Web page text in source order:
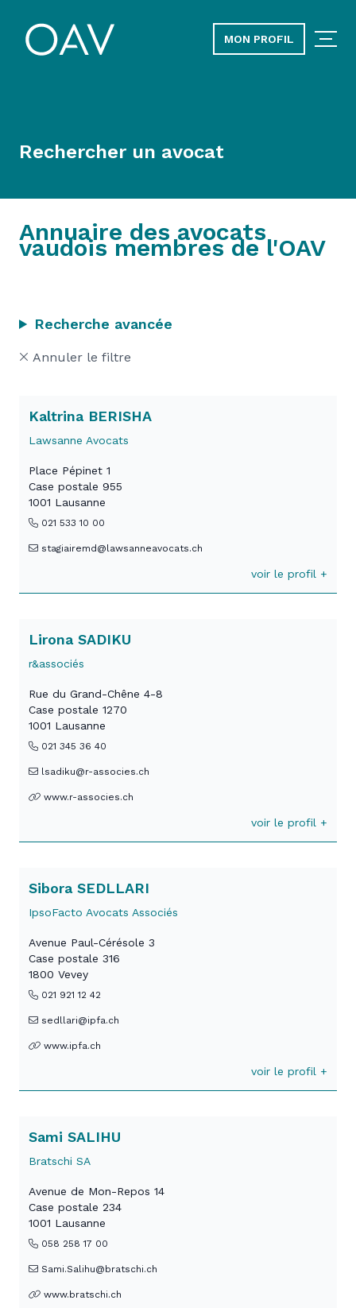
MON PROFIL
Rechercher un avocat
Annuaire des avocats
vaudois membres de l'OAV
Recherche avancée
Annuler le filtre
Kaltrina BERISHA
Lawsanne Avocats
Place Pépinet 1
Case postale 955
1001 Lausanne
021 533 10 00
stagiairemd@lawsanneavocats.ch
voir le profil +
Lirona SADIKU
r&associés
Rue du Grand-Chêne 4-8
Case postale 1270
1001 Lausanne
021 345 36 40
lsadiku@r-associes.ch
www.r-associes.ch
voir le profil +
Sibora SEDLLARI
IpsoFacto Avocats Associés
Avenue Paul-Cérésole 3
Case postale 316
1800 Vevey
021 921 12 42
sedllari@ipfa.ch
www.ipfa.ch
voir le profil +
Sami SALIHU
Bratschi SA
Avenue de Mon-Repos 14
Case postale 234
1001 Lausanne
058 258 17 00
Sami.Salihu@bratschi.ch
www.bratschi.ch